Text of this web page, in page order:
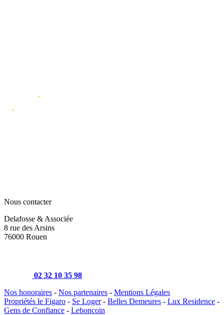
Nous contacter
Delafosse & Associée
8 rue des Arsins
76000 Rouen
02 32 10 35 98
Nos honoraires - Nos partenaires - Mentions Légales
Propriétés le Figaro - Se Loger- Belles Demeures - Lux Residence -
Gens de Confiance - Leboncoin